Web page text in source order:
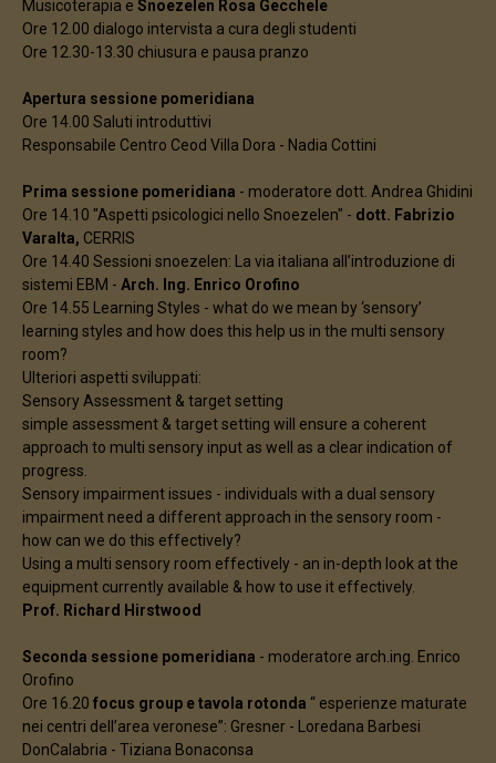
Musicoterapia e Snoezelen Rosa Gecchele
Ore 12.00 dialogo intervista a cura degli studenti
Ore 12.30-13.30 chiusura e pausa pranzo
Apertura sessione pomeridiana
Ore 14.00 Saluti introduttivi
Responsabile Centro Ceod Villa Dora - Nadia Cottini
Prima sessione pomeridiana - moderatore dott. Andrea Ghidini
Ore 14.10 "Aspetti psicologici nello Snoezelen" - dott. Fabrizio
Varalta, CERRIS
Ore 14.40 Sessioni snoezelen: La via italiana all’introduzione di
sistemi EBM - Arch. Ing. Enrico Orofino
Ore 14.55 Learning Styles - what do we mean by ‘sensory’
learning styles and how does this help us in the multi sensory
room?
Ulteriori aspetti sviluppati:
Sensory Assessment & target setting
simple assessment & target setting will ensure a coherent
approach to multi sensory input as well as a clear indication of
progress.
Sensory impairment issues - individuals with a dual sensory
impairment need a different approach in the sensory room -
how can we do this effectively?
Using a multi sensory room effectively - an in-depth look at the
equipment currently available & how to use it effectively.
Prof. Richard Hirstwood
Seconda sessione pomeridiana - moderatore arch.ing. Enrico
Orofino
Ore 16.20 focus group e tavola rotonda “ esperienze maturate
nei centri dell’area veronese”: Gresner - Loredana Barbesi
DonCalabria - Tiziana Bonaconsa